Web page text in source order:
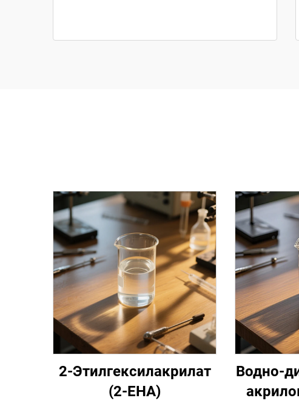
2-Этилгексилакрилат
(2-EHA)
Водно-